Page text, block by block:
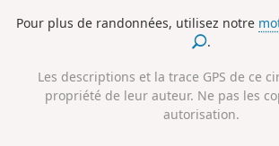
Pour plus de randonnées, utilisez notre
.
Les descriptions et la trace GPS de ce
propriété de leur auteur. Ne pas les
autorisation.